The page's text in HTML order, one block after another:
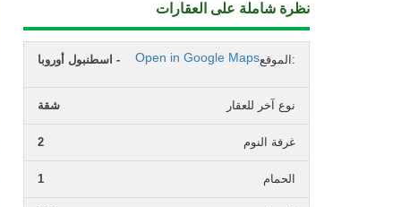
نظرة شاملة على العقارات
الموقع: اسطنبول أوروبا - Open in Google Maps
نوع آخر للعقار شقة
غرفة النوم 2
الحمام 1